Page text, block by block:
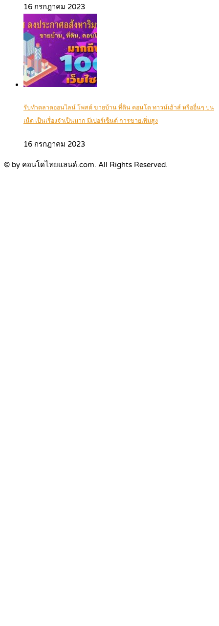
16 กรกฎาคม 2023
รับทำตลาดออนไลน์ โพสต์ ขายบ้าน ที่ดิน คอนโด ทาวน์เฮ้าส์ หรืออื่นๆ บน
เน็ต เป็นเรื่องจำเป็นมาก มีเปอร์เซ็นต์ การขายเพิ่มสูง
16 กรกฎาคม 2023
© by คอนโดไทยแลนด์.com. All Rights Reserved.